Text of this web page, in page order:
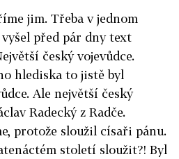
jim. Třeba v jednom
před pár dny text
český vojevůdce.
hlediska to jistě byl
Ale největší český
Radecký z Radče.
protože sloužil císaři pánu.
století sloužit?! Byl